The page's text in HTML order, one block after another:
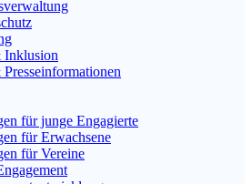
Inklusion
für junge Engagierte
für Erwachsene
für Vereine